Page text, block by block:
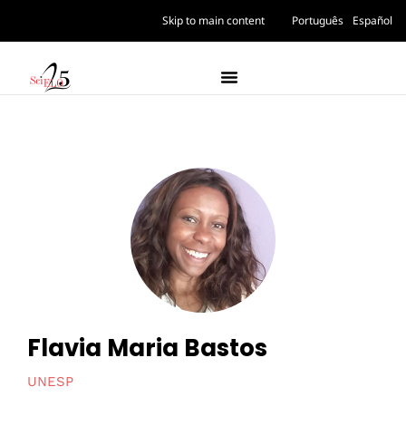
Skip to main content Português Español
Flavia Maria Bastos
UNESP